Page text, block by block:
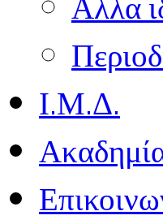
Ι.Μ.Δ.